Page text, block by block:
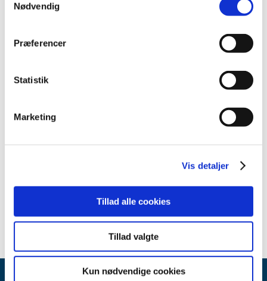
Nødvendig
Præferencer
Statistik
Marketing
Vis detaljer
Tillad alle cookies
Tillad valgte
Kun nødvendige cookies
september (2)
juli (1)
maj (2)
2010 (7)
2006 (9)